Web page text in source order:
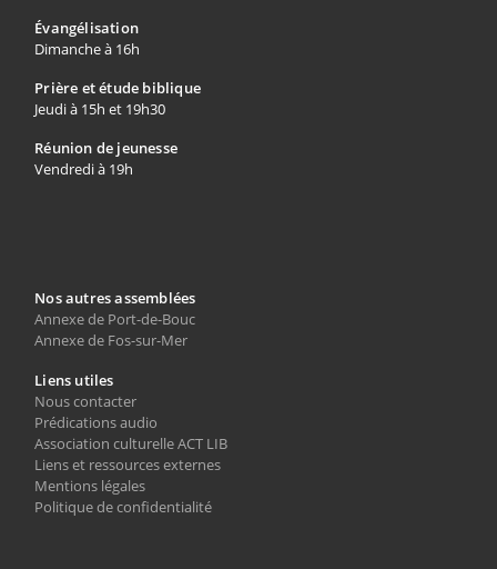
Évangélisation
Dimanche à 16h
Prière et étude biblique
Jeudi à 15h et 19h30
Réunion de jeunesse
Vendredi à 19h
Nos autres assemblées
Annexe de Port-de-Bouc
Annexe de Fos-sur-Mer
Liens utiles
Nous contacter
Prédications audio
Association culturelle ACT LIB
Liens et ressources externes
Mentions légales
Politique de confidentialité